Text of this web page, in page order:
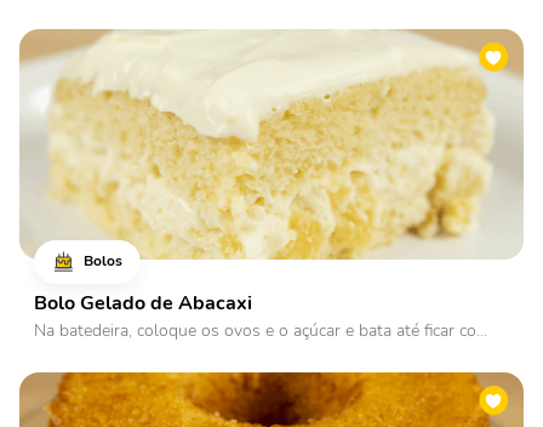
Bolos
Bolo Gelado de Abacaxi
Na batedeira, coloque os ovos e o açúcar e bata até ficar co...